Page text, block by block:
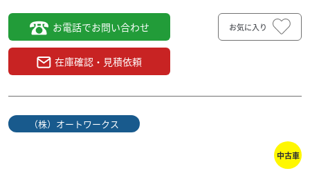
お電話でお問い合わせ
在庫確認・見積依頼
お気に入り
（株）オートワークス
中古車